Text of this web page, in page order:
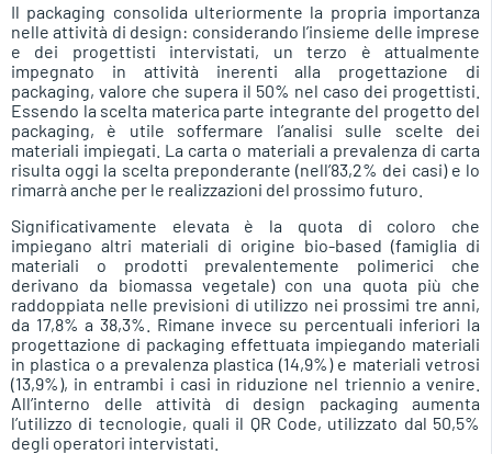
Il packaging consolida ulteriormente la propria importanza
nelle attività di design: considerando l’insieme delle imprese
e dei progettisti intervistati, un terzo è attualmente
impegnato in attività inerenti alla progettazione di
packaging, valore che supera il 50% nel caso dei progettisti.
Essendo la scelta materica parte integrante del progetto del
packaging, è utile soffermare l’analisi sulle scelte dei
materiali impiegati. La carta o materiali a prevalenza di carta
risulta oggi la scelta preponderante (nell’83,2% dei casi) e lo
rimarrà anche per le realizzazioni del prossimo futuro.
Significativamente elevata è la quota di coloro che
impiegano altri materiali di origine bio-based (famiglia di
materiali o prodotti prevalentemente polimerici che
derivano da biomassa vegetale) con una quota più che
raddoppiata nelle previsioni di utilizzo nei prossimi tre anni,
da 17,8% a 38,3%. Rimane invece su percentuali inferiori la
progettazione di packaging effettuata impiegando materiali
in plastica o a prevalenza plastica (14,9%) e materiali vetrosi
(13,9%), in entrambi i casi in riduzione nel triennio a venire.
All’interno delle attività di design packaging aumenta
l’utilizzo di tecnologie, quali il QR Code, utilizzato dal 50,5%
degli operatori intervistati.